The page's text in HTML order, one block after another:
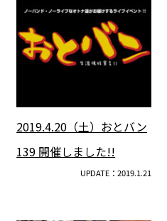
2019.4.20（土）おとバン
139 開催しました!!
UPDATE：2019.1.21